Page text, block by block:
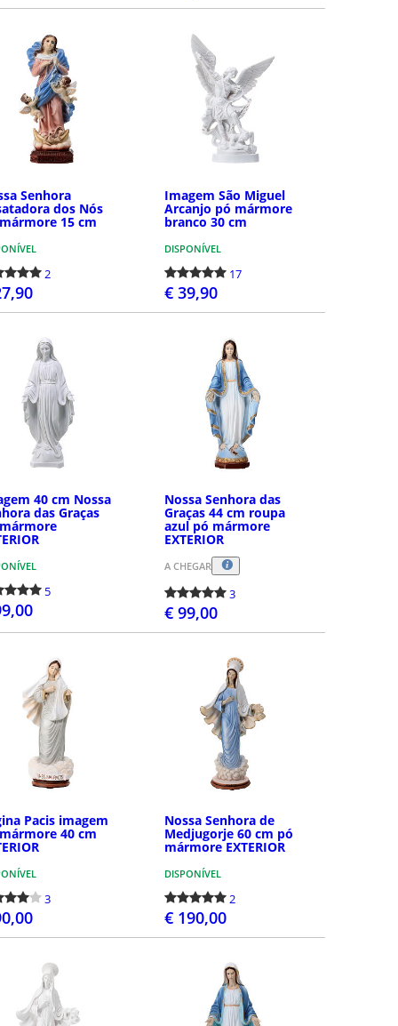
Senhora
dos Nós
15 cm
2
Imagem São Miguel
Arcanjo pó mármore
branco 30 cm
DISPONÍVEL
17
€ 39,90
40 cm Nossa
das Graças
5
Nossa Senhora das
Graças 44 cm roupa
azul pó mármore
EXTERIOR
A CHEGAR
3
€ 99,00
Pacis imagem
40 cm
3
Nossa Senhora de
Medjugorje 60 cm pó
mármore EXTERIOR
DISPONÍVEL
2
€ 190,00